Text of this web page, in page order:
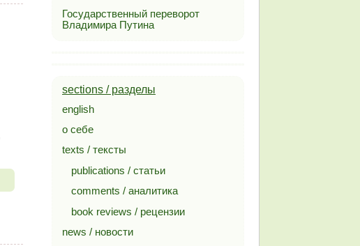
Государственный переворот
Владимира Путина
sections / разделы
english
о себе
texts / тексты
publications / статьи
comments / аналитика
book reviews / рецензии
news / новости